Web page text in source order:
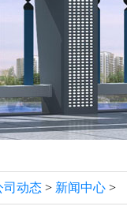
司动态 > 新闻中心 >